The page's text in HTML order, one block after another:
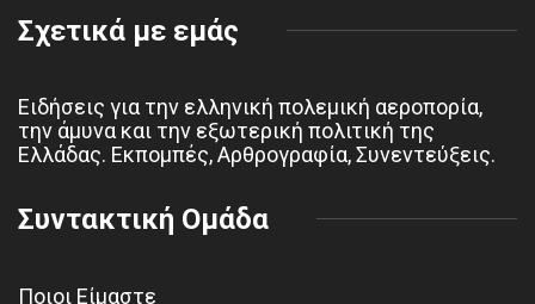
Σχετικά με εμάς
Ειδήσεις για την ελληνική πολεμική αεροπορία,
την άμυνα και την εξωτερική πολιτική της
Ελλάδας. Εκπομπές, Αρθρογραφία, Συνεντεύξεις.
Συντακτική Ομάδα
Ποιοι Είμαστε